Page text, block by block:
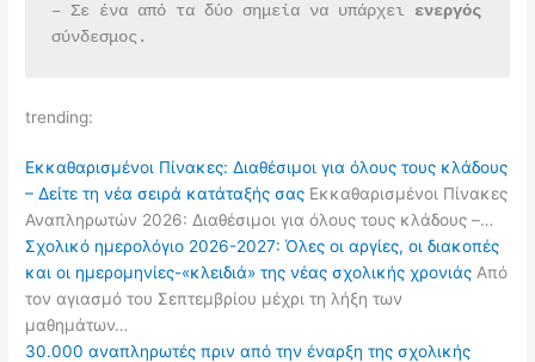
– Σε ένα από τα δύο σημεία να υπάρχει
σύνδεσμος.
trending:
Εκκαθαρισμένοι Πίνακες: Διαθέσιμοι για όλους τους κλάδους
– Δείτε τη νέα σειρά κατάταξής σας Εκκαθαρισμένοι Πίνακες
Αναπληρωτών 2026: Διαθέσιμοι για όλους τους κλάδους –…
Σχολικό ημερολόγιο 2026-2027: Όλες οι αργίες, οι διακοπές
και οι ημερομηνίες-«κλειδιά» της νέας σχολικής χρονιάς Από
τον αγιασμό του Σεπτεμβρίου μέχρι τη λήξη των
μαθημάτων…
30.000 αναπληρωτές πριν από την έναρξη της σχολικής